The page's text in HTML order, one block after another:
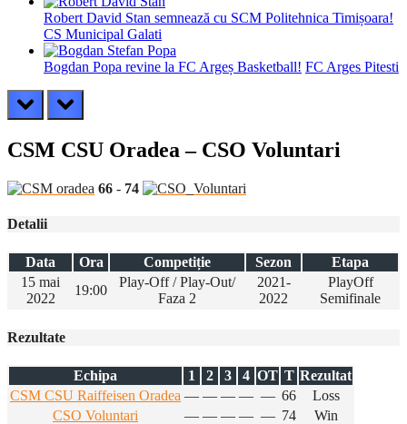
Robert David Stan semnează cu SCM Politehnica Timișoara!
CS Municipal Galati
Bogdan Popa revine la FC Argeș Basketball! FC Arges Pitesti
prev next
CSM CSU Oradea – CSO Voluntari
66 - 74
Detalii
Data Ora Competiție Sezon
Etapa
15 mai
2022
19:00
Play-Off / Play-Out/
Faza 2
2021-
2022
PlayOff
Semifinale
Rezultate
Echipa 1 2 3 4 OT T Rezultat
CSM CSU Raiffeisen Oradea — — — — — 66
Loss
CSO Voluntari
— — — — — 74 Win